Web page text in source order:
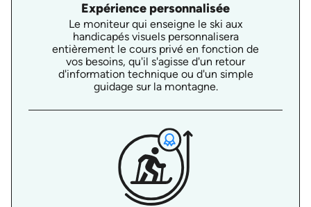
Expérience personnalisée
Le moniteur qui enseigne le ski aux
handicapés visuels personnalisera
entièrement le cours privé en fonction de
vos besoins, qu'il s'agisse d'un retour
d'information technique ou d'un simple
guidage sur la montagne.